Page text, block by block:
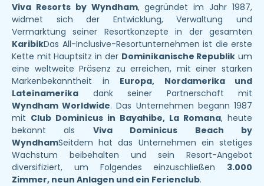
Viva Resorts by Wyndham, gegründet im Jahr 1987,
widmet sich der Entwicklung, Verwaltung und
Vermarktung seiner Resortkonzepte in der gesamten
KaribikDas All-Inclusive-Resortunternehmen ist die erste
Kette mit Hauptsitz in der Dominikanische Republik um
eine weltweite Präsenz zu erreichen, mit einer starken
Markenbekanntheit in Europa, Nordamerika und
Lateinamerika dank seiner Partnerschaft mit
Wyndham Worldwide. Das Unternehmen begann 1987
mit Club Dominicus in Bayahibe, La Romana, heute
bekannt als Viva Dominicus Beach by
WyndhamSeitdem hat das Unternehmen ein stetiges
Wachstum beibehalten und sein Resort-Angebot
diversifiziert, um Folgendes einzuschließen 3.000
Zimmer, neun Anlagen und ein Ferienclub.